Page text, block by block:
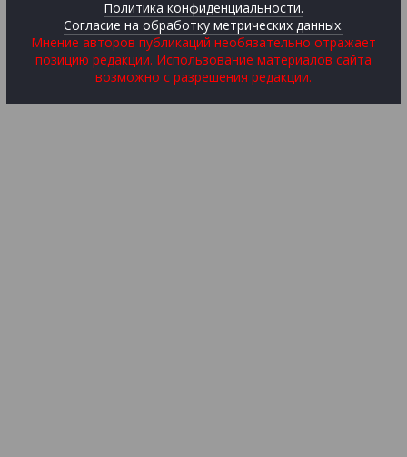
Политика конфиденциальности.
Согласие на обработку метрических данных.
Мнение авторов публикаций необязательно отражает
позицию редакции. Использование материалов сайта
возможно с разрешения редакции.